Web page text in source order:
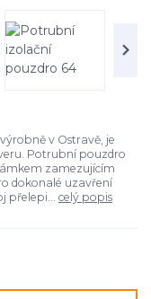
v Ostravě, je
Potrubní pouzdro
zamezujícím
dokonalé uzavření
přelepi... celý popis